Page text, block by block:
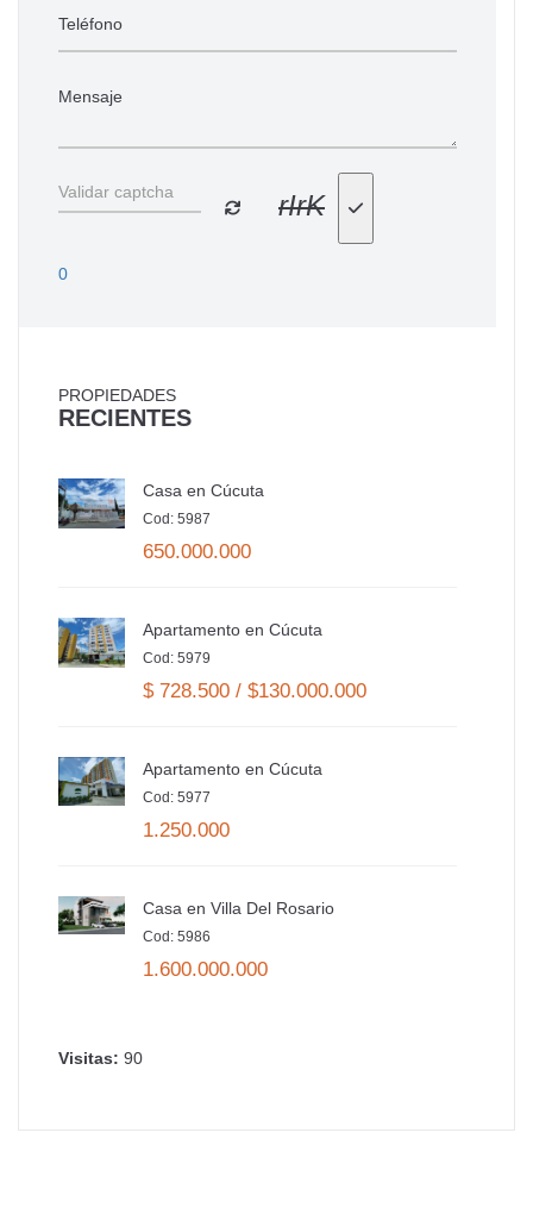
rIrK
0
PROPIEDADES
RECIENTES
Casa en Cúcuta
Cod: 5987
650.000.000
Apartamento en Cúcuta
Cod: 5979
$ 728.500 / $130.000.000
Apartamento en Cúcuta
Cod: 5977
1.250.000
Casa en Villa Del Rosario
Cod: 5986
1.600.000.000
Visitas: 90